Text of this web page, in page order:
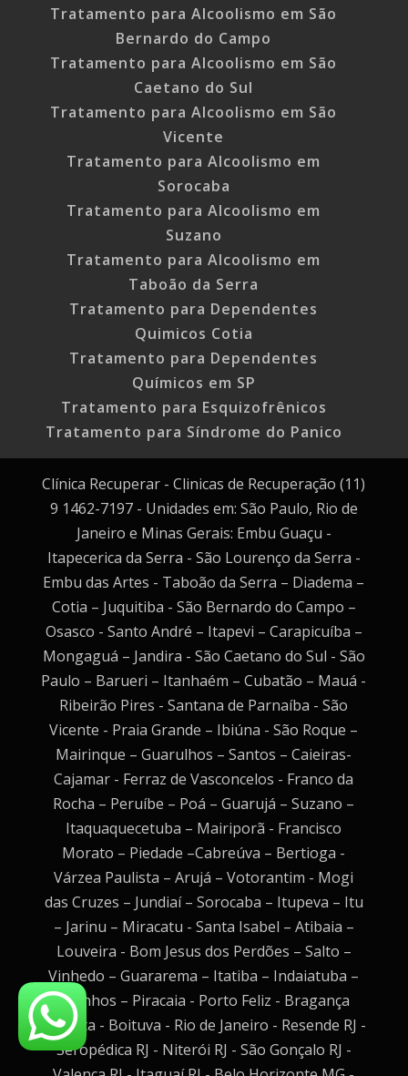
Tratamento para Alcoolismo em São
Bernardo do Campo
Tratamento para Alcoolismo em São
Caetano do Sul
Tratamento para Alcoolismo em São
Vicente
Tratamento para Alcoolismo em
Sorocaba
Tratamento para Alcoolismo em
Suzano
Tratamento para Alcoolismo em
Taboão da Serra
Tratamento para Dependentes
Quimicos Cotia
Tratamento para Dependentes
Químicos em SP
Tratamento para Esquizofrênicos
Tratamento para Síndrome do Panico
Clínica Recuperar - Clinicas de Recuperação (11)
9 1462-7197 - Unidades em: São Paulo, Rio de
Janeiro e Minas Gerais: Embu Guaçu -
Itapecerica da Serra - São Lourenço da Serra -
Embu das Artes - Taboão da Serra – Diadema –
Cotia – Juquitiba - São Bernardo do Campo –
Osasco - Santo André – Itapevi – Carapicuíba –
Mongaguá – Jandira - São Caetano do Sul - São
Paulo – Barueri – Itanhaém – Cubatão – Mauá -
Ribeirão Pires - Santana de Parnaíba - São
Vicente - Praia Grande – Ibiúna - São Roque –
Mairinque – Guarulhos – Santos – Caieiras-
Cajamar - Ferraz de Vasconcelos - Franco da
Rocha – Peruíbe – Poá – Guarujá – Suzano –
Itaquaquecetuba – Mairiporã - Francisco
Morato – Piedade –Cabreúva – Bertioga -
Várzea Paulista – Arujá – Votorantim - Mogi
das Cruzes – Jundiaí – Sorocaba – Itupeva – Itu
– Jarinu – Miracatu - Santa Isabel – Atibaia –
Louveira - Bom Jesus dos Perdões – Salto –
Vinhedo – Guararema – Itatiba – Indaiatuba –
Valinhos – Piracaia - Porto Feliz - Bragança
Paulista - Boituva - Rio de Janeiro - Resende RJ -
Seropédica RJ - Niterói RJ - São Gonçalo RJ -